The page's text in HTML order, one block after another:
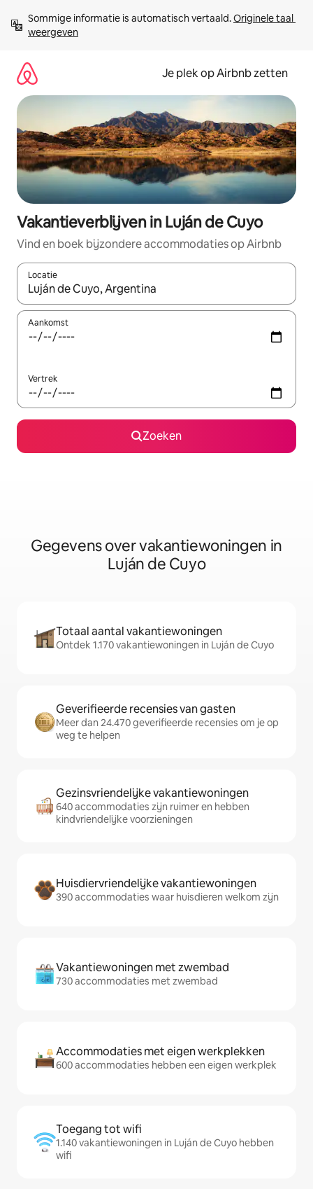
direct
naar
Sommige informatie is automatisch vertaald. Originele taal
weergeven
Je plek op Airbnb zetten
Vakantieverblijven in Luján de Cuyo
Vind en boek bijzondere accommodaties op Airbnb
Locatie
Wanneer er resultaten beschikbaar zijn, maak je een keuze
Aankomst
Vertrek
Zoeken
Gegevens over vakantiewoningen in
Luján de Cuyo
Totaal aantal vakantiewoningen
Ontdek 1.170 vakantiewoningen in Luján de Cuyo
Geverifieerde recensies van gasten
Meer dan 24.470 geverifieerde recensies om je op
weg te helpen
Gezinsvriendelijke vakantiewoningen
640 accommodaties zijn ruimer en hebben
kindvriendelijke voorzieningen
Huisdiervriendelijke vakantiewoningen
390 accommodaties waar huisdieren welkom zijn
Vakantiewoningen met zwembad
730 accommodaties met zwembad
Accommodaties met eigen werkplekken
600 accommodaties hebben een eigen werkplek
Toegang tot wifi
1.140 vakantiewoningen in Luján de Cuyo hebben
wifi